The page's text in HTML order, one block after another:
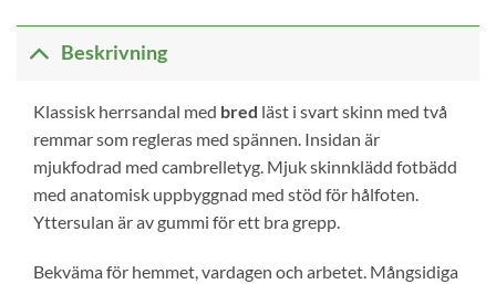
Beskrivning
Klassisk herrsandal med bred läst i svart skinn med två
remmar som regleras med spännen. Insidan är
mjukfodrad med cambrelletyg. Mjuk skinnklädd fotbädd
med anatomisk uppbyggnad med stöd för hålfoten.
Yttersulan är av gummi för ett bra grepp.
Bekväma för hemmet,vardagen och arbetet. Mångsidiga